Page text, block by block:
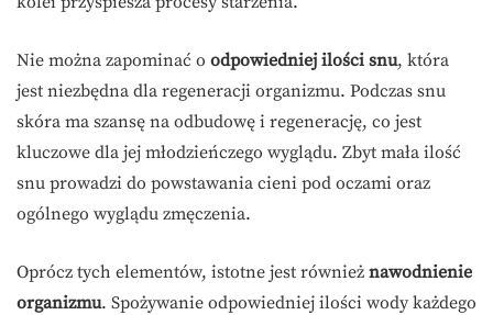
Nie można zapominać o odpowiedniej ilości snu, która
jest niezbędna dla regeneracji organizmu. Podczas snu
skóra ma szansę na odbudowę i regenerację, co jest
kluczowe dla jej młodzieńczego wyglądu. Zbyt mała ilość
snu prowadzi do powstawania cieni pod oczami oraz
ogólnego wyglądu zmęczenia.
Oprócz tych elementów, istotne jest również nawodnienie
organizmu. Spożywanie odpowiedniej ilości wody każdego